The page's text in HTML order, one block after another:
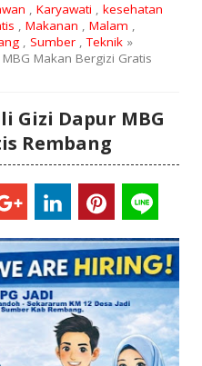
, Karyawati , kesehatan
, Makanan , Malam ,
, Sumber,Teknik»
Makan Bergizi Gratis
Gizi Dapur MBG
Rembang